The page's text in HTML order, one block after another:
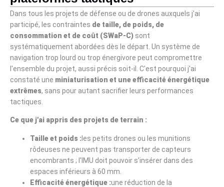
Dans tous les projets de défense ou de drones auxquels j'ai
participé, les contraintes de taille, de poids, de
consommation et de coût (SWaP-C) sont
systématiquement abordées dès le départ. Un système de
navigation trop lourd ou trop énergivore peut compromettre
l'ensemble du projet, aussi précis soit-il. C'est pourquoi j'ai
constaté une miniaturisation et une efficacité énergétique
extrêmes, sans pour autant sacrifier leurs performances
tactiques.
Ce que j'ai appris des projets de terrain :
Taille et poids :les petits drones ou les munitions
rôdeuses ne peuvent pas transporter de capteurs
encombrants ; l’IMU doit pouvoir s’insérer dans des
espaces inférieurs à 60 mm.
Efficacité énergétique :une réduction de la